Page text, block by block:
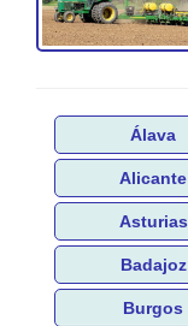
Álava
Alicante
Asturias
Badajoz
Burgos